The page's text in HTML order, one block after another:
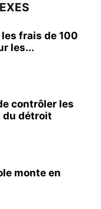
frais de 100
les...
contrôler les
du détroit
monte en